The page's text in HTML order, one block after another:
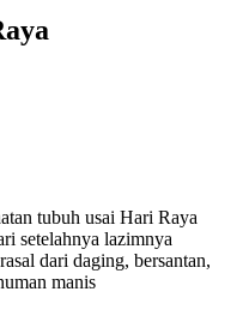
tubuh usai Hari Raya
setelahnya lazimnya
dari daging, bersantan,
manis